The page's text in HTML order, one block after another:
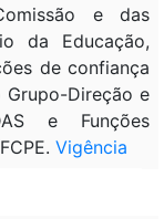
e das
da Educação,
de confiança
Direção e
e Funções
Vigência